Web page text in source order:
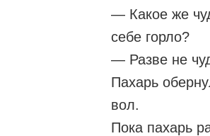
— Какое же
себе горло?
— Разве не
Пахарь
вол.
Пока пахарь